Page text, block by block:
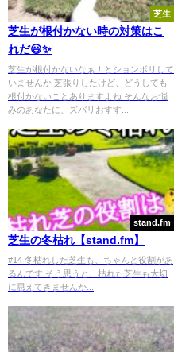
芝生
芝生が根付かない時の対策はこ
れだ😃✨
芝生が根付かないなぁ！とションボリして
いませんか 芝張りしたけど、どうしても
根付かないことありますよね そんなお悩
みのあなたに、ズバリおすす...
stand.fm
芝生の冬枯れ【stand.fm】
#14 冬枯れした芝生も、ちゃんと役割があ
るんです そう思うと、枯れた芝生も大切
に思えてきませんか...